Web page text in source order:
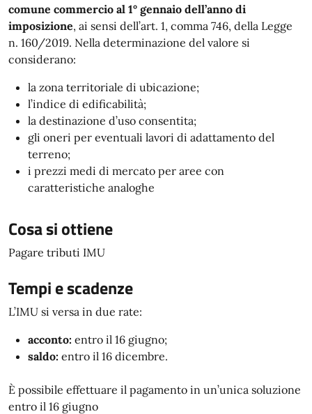
comune commercio al 1° gennaio dell’anno di
imposizione, ai sensi dell’art. 1, comma 746, della Legge
n. 160/2019. Nella determinazione del valore si
considerano:
la zona territoriale di ubicazione;
l’indice di edificabilità;
la destinazione d’uso consentita;
gli oneri per eventuali lavori di adattamento del
terreno;
i prezzi medi di mercato per aree con
caratteristiche analoghe
Cosa si ottiene
Pagare tributi IMU
Tempi e scadenze
L’IMU si versa in due rate:
acconto: entro il 16 giugno;
saldo: entro il 16 dicembre.
È possibile effettuare il pagamento in un’unica soluzione
entro il 16 giugno